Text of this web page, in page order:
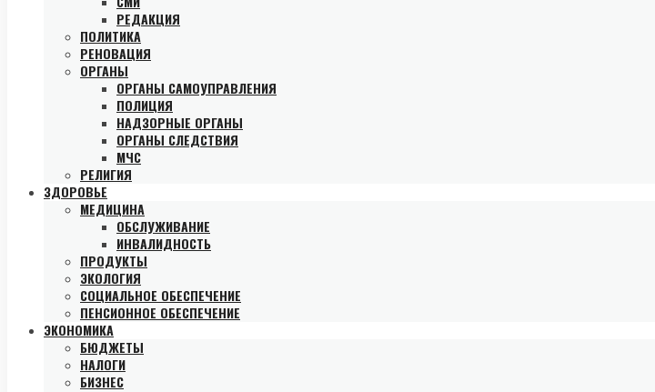
РЕДАКЦИЯ
ПОЛИТИКА
РЕНОВАЦИЯ
ОРГАНЫ
ОРГАНЫ САМОУПРАВЛЕНИЯ
ПОЛИЦИЯ
НАДЗОРНЫЕ ОРГАНЫ
ОРГАНЫ СЛЕДСТВИЯ
МЧС
РЕЛИГИЯ
ЗДОРОВЬЕ
МЕДИЦИНА
ОБСЛУЖИВАНИЕ
ИНВАЛИДНОСТЬ
ПРОДУКТЫ
ЭКОЛОГИЯ
СОЦИАЛЬНОЕ ОБЕСПЕЧЕНИЕ
ПЕНСИОННОЕ ОБЕСПЕЧЕНИЕ
ЭКОНОМИКА
БЮДЖЕТЫ
НАЛОГИ
БИЗНЕС